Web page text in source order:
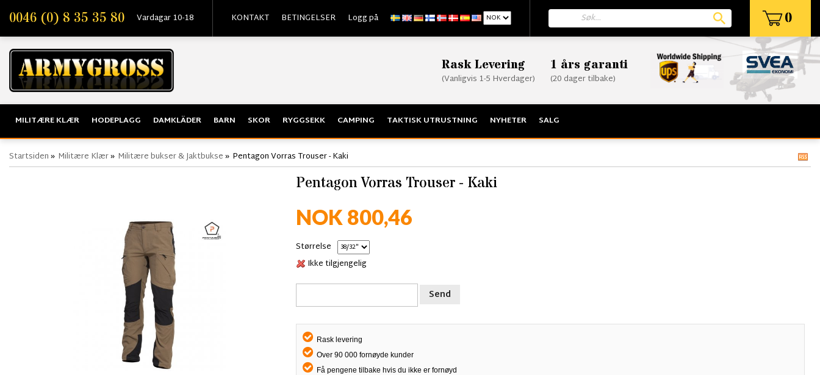
0046 (0) 8 35 35 80 Vardagar 10-18 KONTAKT BETINGELSER Logg på 0
Rask Levering
(Vanligvis 1-5 Hverdager)
1 års garanti
(20 dager tilbake)
MILITÆRE KLÆR HODEPLAGG DAMKLÄDER BARN SKOR RYGGSEKK CAMPING TAKTISK UTRUSTNING NYHETER SALG
Startsiden» Militære Klær» Militære bukser & Jaktbukse» Pentagon Vorras Trouser - Kaki
Pentagon Vorras Trouser - Kaki
NOK 800,46
Størrelse
Ikke tilgjengelig
Send
Rask levering
Over 90 000 fornøyde kunder
Få pengene tilbake hvis du ikke er fornøyd